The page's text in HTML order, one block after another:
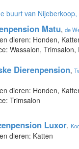
buurt van
Matu, de
dieren: Honden,
Wassalon, Trimsalon,
Dierenpension,
dieren: Honden,
Trimsalon
Luxor,
dieren: Katten